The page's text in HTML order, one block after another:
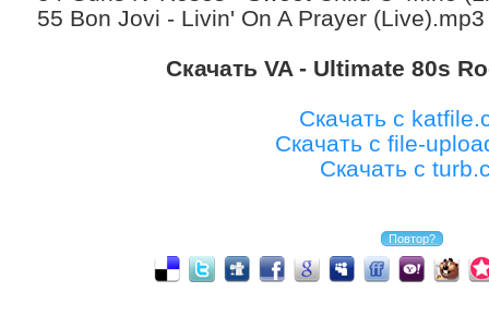
55 Bon Jovi - Livin' On A Prayer (Live).mp3
Скачать VA - Ultimate 80s
Скачать с
Скачать с file-
Скачать с